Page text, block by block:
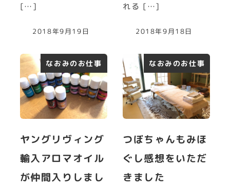
[…]
2018年9月19日
れる […]
2018年9月18日
なおみのお仕事
ヤングリヴィング
輸入アロマオイル
が仲間入りしまし
なおみのお仕事
つぼちゃんもみほ
ぐし感想をいただ
きました